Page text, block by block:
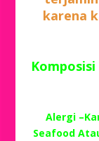
karena
Alergi
Seafood